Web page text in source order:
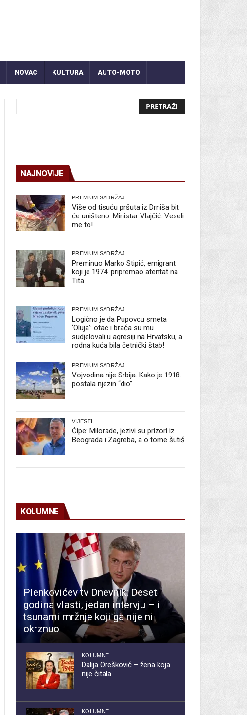
NOVAC KULTURA AUTO-MOTO
NAJNOVIJE
PREMIUM SADRŽAJ
Više od tisuću pršuta iz Drniša bit
će uništeno. Ministar Vlajčić: Veseli
me to!
PREMIUM SADRŽAJ
Preminuo Marko Stipić, emigrant
koji je 1974. pripremao atentat na
Tita
PREMIUM SADRŽAJ
Logično je da Pupovcu smeta
‘Oluja’: otac i braća su mu
sudjelovali u agresiji na Hrvatsku, a
rodna kuća bila četnički štab!
PREMIUM SADRŽAJ
Vojvodina nije Srbija. Kako je 1918.
postala njezin “dio”
VIJESTI
Ćipe: Milorade, jezivi su prizori iz
Beograda i Zagreba, a o tome šutiš
KOLUMNE
Plenkovićev tv Dnevnik: Deset
godina vlasti, jedan intervju – i
tsunami mržnje koji ga nije ni
okrznuo
KOLUMNE
Dalija Orešković – žena koja
nije čitala
KOLUMNE